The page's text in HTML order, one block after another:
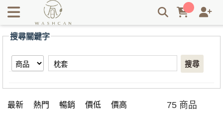
【枕套】搜尋結果 | Washcan瓦士肯
搜尋關鍵字
搜尋
最新 熱門 暢銷 價低 價高 75 商品